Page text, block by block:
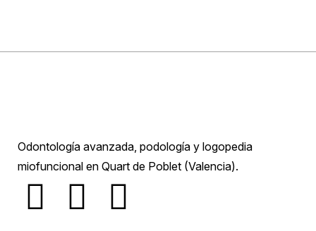
Odontología avanzada, podología y logopedia
miofuncional en Quart de Poblet (Valencia).